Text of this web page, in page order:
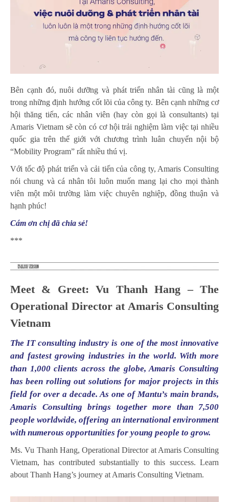
Bên cạnh đó, nuôi dưỡng và phát triển nhân tài cũng là một
trong những định hướng cốt lõi của công ty. Bên cạnh những cơ
hội thăng tiến, các nhân viên (hay còn gọi là consultants) tại
Amaris Vietnam sẽ còn có cơ hội trải nghiệm làm việc tại nhiều
quốc gia trên thế giới với chương trình luân chuyển nội bộ
“Mobility Program” rất nhiều thú vị.
Với tốc độ phát triển và cải tiến của công ty, Amaris Consulting
nói chung và cá nhân tôi luôn muốn mang lại cho mọi thành
viên một môi trường làm việc chuyên nghiệp, đồng thuận và
hạnh phúc!
Cám ơn chị đã chia sẻ!
***
Meet & Greet: Vu Thanh Hang – The
Operational Director at Amaris Consulting
Vietnam
The IT consulting industry is one of the most innovative
and fastest growing industries in the world. With more
than 1,000 clients across the globe, Amaris Consulting
has been rolling out solutions for major projects in this
field for over a decade. As one of Mantu’s main brands,
Amaris Consulting brings together more than 7,500
people worldwide, offering an international environment
with numerous opportunities for young people to grow.
Ms. Vu Thanh Hang, Operational Director at Amaris Consulting
Vietnam, has contributed substantially to this success. Learn
about Thanh Hang’s journey at Amaris Consulting Vietnam.